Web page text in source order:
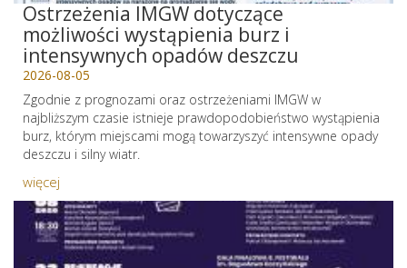
Ostrzeżenia IMGW dotyczące
możliwości wystąpienia burz i
intensywnych opadów deszczu
2026-08-05
Zgodnie z prognozami oraz ostrzeżeniami IMGW w
najbliższym czasie istnieje prawdopodobieństwo wystąpienia
burz, którym miejscami mogą towarzyszyć intensywne opady
deszczu i silny wiatr.
więcej